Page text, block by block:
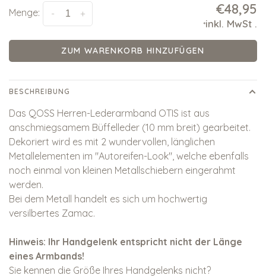
Menge: +
- €48,95
*inkl. MwSt .
ZUM WARENKORB HINZUFÜGEN
BESCHREIBUNG
Das QOSS Herren-Lederarmband OTIS ist aus
anschmiegsamem Büffelleder (10 mm breit) gearbeitet.
Dekoriert wird es mit 2 wundervollen, länglichen
Metallelementen im "Autoreifen-Look", welche ebenfalls
noch einmal von kleinen Metallschiebern eingerahmt
werden.
Bei dem Metall handelt es sich um hochwertig
versilbertes Zamac.
Hinweis: Ihr Handgelenk entspricht nicht der Länge
eines Armbands!
Sie kennen die Größe Ihres Handgelenks nicht?